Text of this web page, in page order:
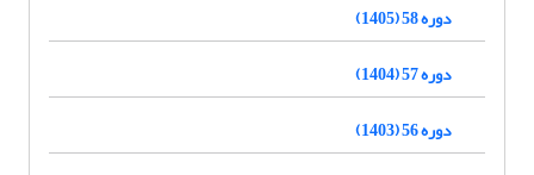
دوره 58 (1405)
دوره 57 (1404)
دوره 56 (1403)